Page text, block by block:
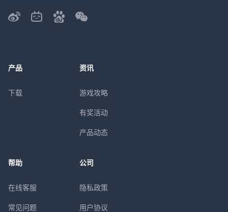
产品
下载
资讯
游戏攻略
有奖活动
产品动态
帮助
在线客服
常见问题
公司
隐私政策
用户协议